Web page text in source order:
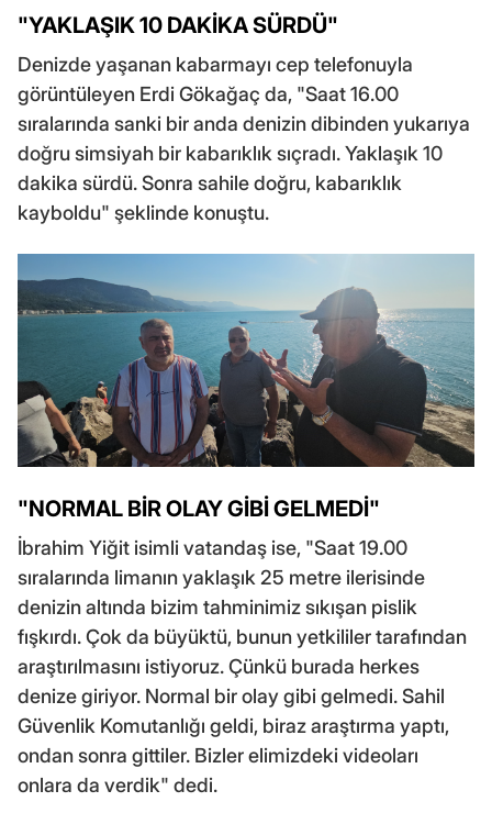
"YAKLAŞIK 10 DAKİKA SÜRDÜ"
Denizde yaşanan kabarmayı cep telefonuyla
görüntüleyen Erdi Gökağaç da, "Saat 16.00
sıralarında sanki bir anda denizin dibinden yukarıya
doğru simsiyah bir kabarıklık sıçradı. Yaklaşık 10
dakika sürdü. Sonra sahile doğru, kabarıklık
kayboldu" şeklinde konuştu.
"NORMAL BİR OLAY GİBİ GELMEDİ"
İbrahim Yiğit isimli vatandaş ise, "Saat 19.00
sıralarında limanın yaklaşık 25 metre ilerisinde
denizin altında bizim tahminimiz sıkışan pislik
fışkırdı. Çok da büyüktü, bunun yetkililer tarafından
araştırılmasını istiyoruz. Çünkü burada herkes
denize giriyor. Normal bir olay gibi gelmedi. Sahil
Güvenlik Komutanlığı geldi, biraz araştırma yaptı,
ondan sonra gittiler. Bizler elimizdeki videoları
onlara da verdik" dedi.